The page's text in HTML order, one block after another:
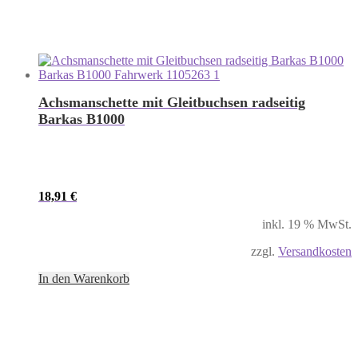
Achsmanschette mit Gleitbuchsen radseitig
Barkas B1000
18,91 €
inkl. 19 % MwSt.
zzgl. Versandkosten
In den Warenkorb